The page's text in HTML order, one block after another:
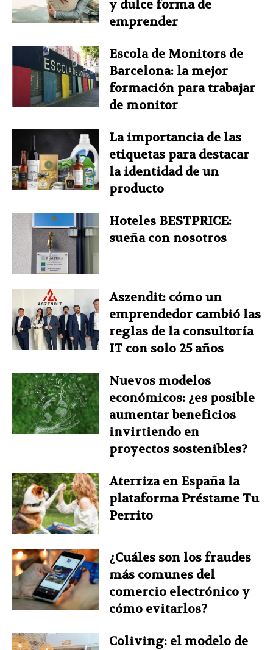
y dulce forma de
emprender
Escola de Monitors de
Barcelona: la mejor
formación para trabajar
de monitor
La importancia de las
etiquetas para destacar
la identidad de un
producto
Hoteles BESTPRICE:
sueña con nosotros
Aszendit: cómo un
emprendedor cambió las
reglas de la consultoría
IT con solo 25 años
Nuevos modelos
económicos: ¿es posible
aumentar beneficios
invirtiendo en
proyectos sostenibles?
Aterriza en España la
plataforma Préstame Tu
Perrito
¿Cuáles son los fraudes
más comunes del
comercio electrónico y
cómo evitarlos?
Coliving: el modelo de